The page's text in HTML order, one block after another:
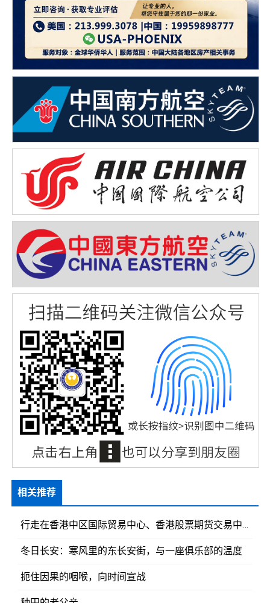
相关推荐
行走在香港中区国际贸易中心、香港股票期货交易中心
冬日长安：寒风里的东长安街，与一座俱乐部的温度
扼住因果的咽喉，向时间宣战